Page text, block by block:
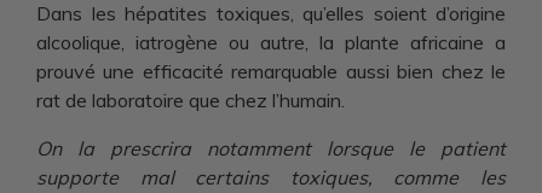
Dans les hépatites toxiques, qu’elles soient d’origine
alcoolique, iatrogène ou autre, la plante africaine a
prouvé une efficacité remarquable aussi bien chez le
rat de laboratoire que chez l’humain.
On la prescrira notamment lorsque le patient
supporte mal certains toxiques, comme les